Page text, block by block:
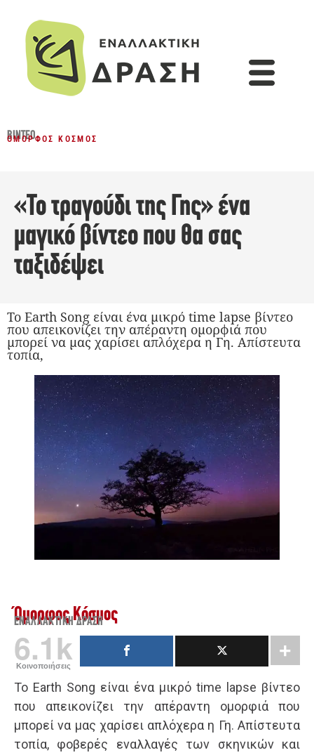
ΒΊΝΤΕΟ
ΌΜΟΡΦΟΣ ΚΌΣΜΟΣ
«Το τραγούδι της Γης» ένα
μαγικό βίντεο που θα σας
ταξιδέψει
Το Earth Song είναι ένα μικρό time lapse βίντεο
που απεικονίζει την απέραντη ομορφιά που
μπορεί να μας χαρίσει απλόχερα η Γη. Απίστευτα
τοπία,
Όμορφος Κόσμος
ΕΝΑΛΛΑΚΤΙΚΉ ΔΡΆΣΗ
6.1k
Κοινοποιήσεις
Το Earth Song είναι ένα μικρό time lapse βίντεο
που απεικονίζει την απέραντη ομορφιά που
μπορεί να μας χαρίσει απλόχερα η Γη. Απίστευτα
τοπία, φοβερές εναλλαγές των σκηνικών και